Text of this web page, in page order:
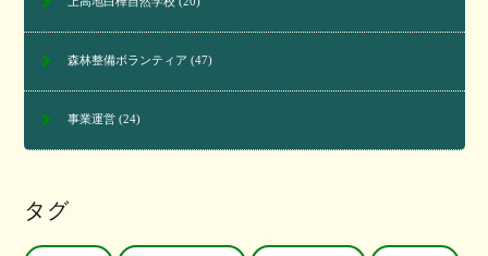
森林整備ボランティア (47)
事業運営(24)
タグ